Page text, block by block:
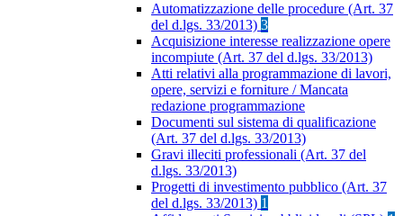
Automatizzazione delle procedure (Art. 37
del d.lgs. 33/2013) 3
Acquisizione interesse realizzazione opere
incompiute (Art. 37 del d.lgs. 33/2013)
Atti relativi alla programmazione di lavori,
opere, servizi e forniture / Mancata
redazione programmazione
Documenti sul sistema di qualificazione
(Art. 37 del d.lgs. 33/2013)
Gravi illeciti professionali (Art. 37 del
d.lgs. 33/2013)
Progetti di investimento pubblico (Art. 37
del d.lgs. 33/2013) 1